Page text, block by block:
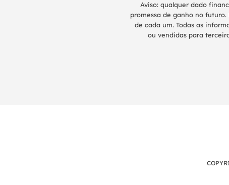
Aviso: qualquer dado
promessa de ganho no
de cada um. Todas as
ou vendidas para